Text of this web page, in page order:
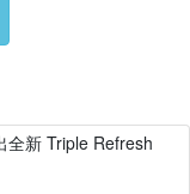
全新 Triple Refresh